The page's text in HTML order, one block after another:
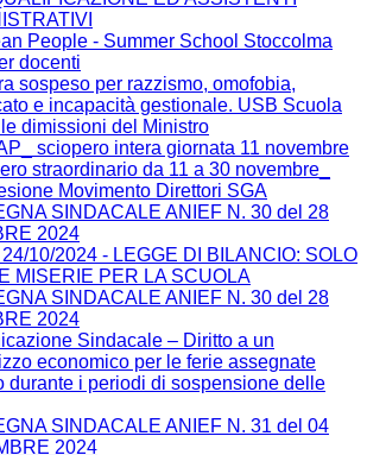
People - Summer School Stoccolma
docenti
sospeso per razzismo, omofobia,
e incapacità gestionale. USB Scuola
dimissioni del Ministro
sciopero intera giornata 11 novembre
straordinario da 11 a 30 novembre_
Movimento Direttori SGA
SINDACALE ANIEF N. 30 del 28
2024
10/2024 - LEGGE DI BILANCIO: SOLO
MISERIE PER LA SCUOLA
SINDACALE ANIEF N. 30 del 28
2024
Sindacale – Diritto a un
economico per le ferie assegnate
durante i periodi di sospensione delle
SINDACALE ANIEF N. 31 del 04
2024